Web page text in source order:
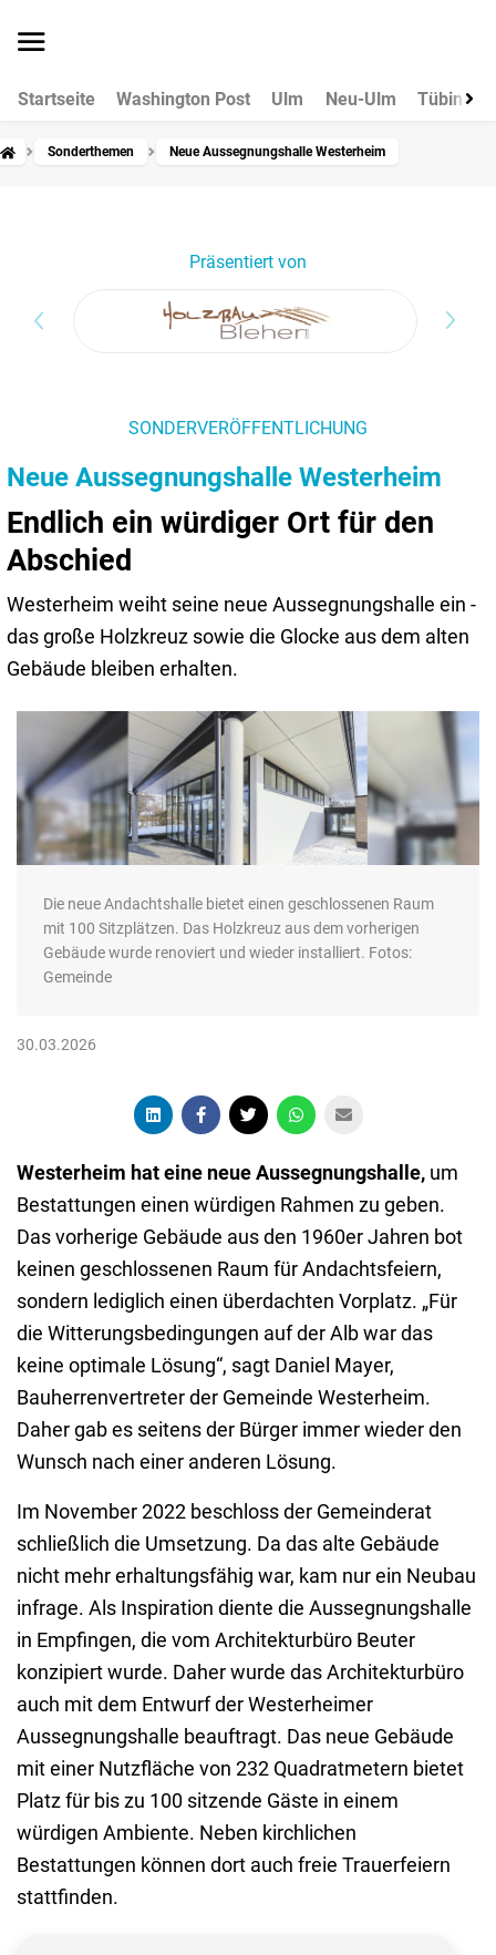
Startseite Washington Post Ulm Neu-Ulm Tübingen
Sonderthemen Neue Aussegnungshalle Westerheim
Präsentiert von
SONDERVERÖFFENTLICHUNG
Neue Aussegnungshalle Westerheim
Endlich ein würdiger Ort für den
Abschied
Westerheim weiht seine neue Aussegnungshalle ein -
das große Holzkreuz sowie die Glocke aus dem alten
Gebäude bleiben erhalten.
Die neue Andachtshalle bietet einen geschlossenen Raum
mit 100 Sitzplätzen. Das Holzkreuz aus dem vorherigen
Gebäude wurde renoviert und wieder installiert. Fotos:
Gemeinde
30.03.2026
Westerheim hat eine neue Aussegnungshalle, um
Bestattungen einen würdigen Rahmen zu geben.
Das vorherige Gebäude aus den 1960er Jahren bot
keinen geschlossenen Raum für Andachtsfeiern,
sondern lediglich einen überdachten Vorplatz. „Für
die Witterungsbedingungen auf der Alb war das
keine optimale Lösung“, sagt Daniel Mayer,
Bauherrenvertreter der Gemeinde Westerheim.
Daher gab es seitens der Bürger immer wieder den
Wunsch nach einer anderen Lösung.
Im November 2022 beschloss der Gemeinderat
schließlich die Umsetzung. Da das alte Gebäude
nicht mehr erhaltungsfähig war, kam nur ein Neubau
infrage. Als Inspiration diente die Aussegnungshalle
in Empfingen, die vom Architekturbüro Beuter
konzipiert wurde. Daher wurde das Architekturbüro
auch mit dem Entwurf der Westerheimer
Aussegnungshalle beauftragt. Das neue Gebäude
mit einer Nutzfläche von 232 Quadratmetern bietet
Platz für bis zu 100 sitzende Gäste in einem
würdigen Ambiente. Neben kirchlichen
Bestattungen können dort auch freie Trauerfeiern
stattfinden.